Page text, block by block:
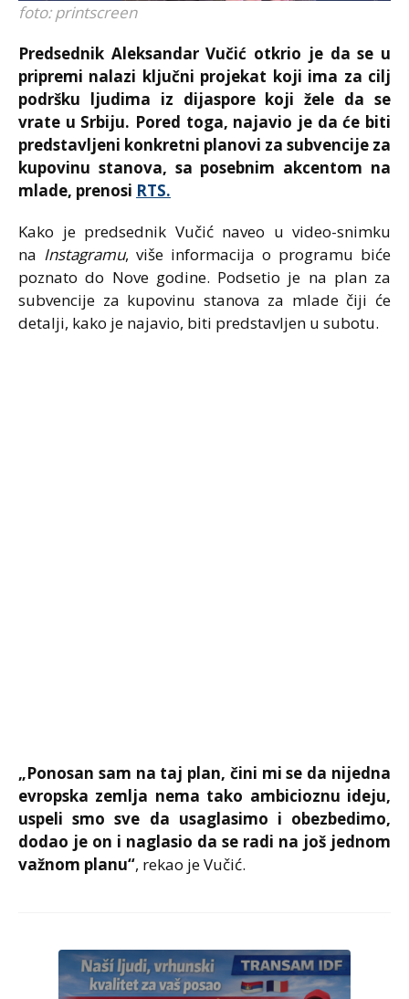
foto: printscreen
Predsednik Aleksandar Vučić otkrio je da se u
pripremi nalazi ključni projekat koji ima za cilj
podršku ljudima iz dijaspore koji žele da se
vrate u Srbiju. Pored toga, najavio je da će biti
predstavljeni konkretni planovi za subvencije za
kupovinu stanova, sa posebnim akcentom na
mlade, prenosi RTS.
Kako je predsednik Vučić naveo u video-snimku
na Instagramu, više informacija o programu biće
poznato do Nove godine. Podsetio je na plan za
subvencije za kupovinu stanova za mlade čiji će
detalji, kako je najavio, biti predstavljen u subotu.
„Ponosan sam na taj plan, čini mi se da nijedna
evropska zemlja nema tako ambicioznu ideju,
uspeli smo sve da usaglasimo i obezbedimo,
dodao je on i naglasio da se radi na još jednom
važnom planu“, rekao je Vučić.